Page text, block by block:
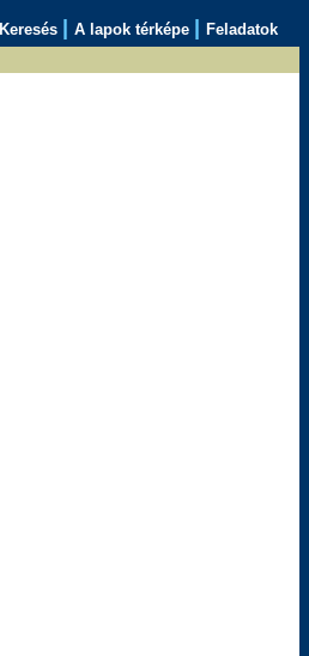
Keresés A lapok térképe
Feladatok